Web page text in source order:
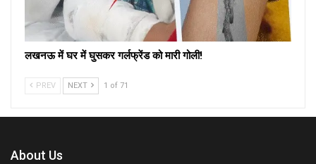
लखनऊ में घर में घुसकर गर्लफ्रेंड को मारी गोली!
PREV NEXT 1 of 71
About Us